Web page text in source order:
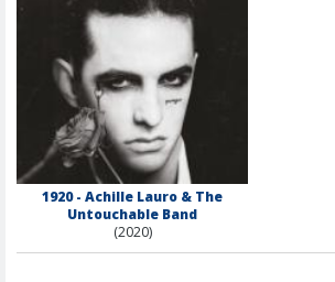
1920 - Achille Lauro & The
Untouchable Band
(2020)